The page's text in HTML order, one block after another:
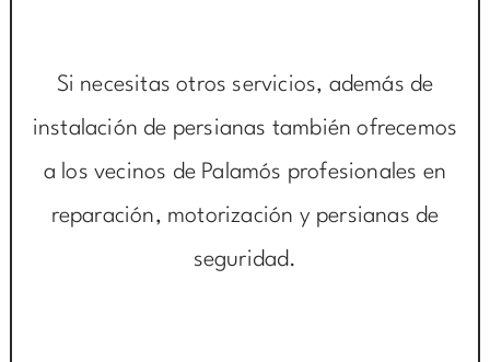
Si necesitas otros servicios, además de
instalación de persianas también ofrecemos
a los vecinos de Palamós profesionales en
reparación, motorización y persianas de
seguridad.